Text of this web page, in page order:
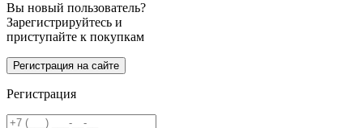
Вы новый пользователь?
Зарегистрируйтесь и
приступайте к покупкам
Регистрация